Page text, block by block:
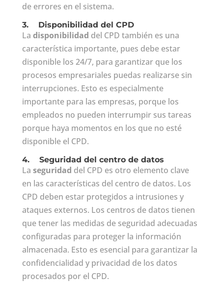
de errores en el sistema.
3. Disponibilidad del CPD
La disponibilidad del CPD también es una
característica importante, pues debe estar
disponible los 24/7, para garantizar que los
procesos empresariales puedas realizarse sin
interrupciones. Esto es especialmente
importante para las empresas, porque los
empleados no pueden interrumpir sus tareas
porque haya momentos en los que no esté
disponible el CPD.
4. Seguridad del centro de datos
La seguridad del CPD es otro elemento clave
en las características del centro de datos. Los
CPD deben estar protegidos a intrusiones y
ataques externos. Los centros de datos tienen
que tener las medidas de seguridad adecuadas
configuradas para proteger la información
almacenada. Esto es esencial para garantizar la
confidencialidad y privacidad de los datos
procesados por el CPD.